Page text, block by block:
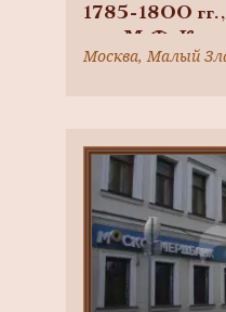
1785-1800
арх. М.Ф.
Быковский,
Казаков,
И.В. Еготов,
другие